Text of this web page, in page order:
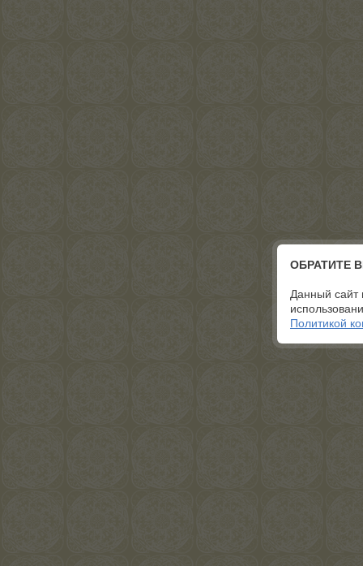
ОБРАТИТЕ
Данный сайт
Политикой